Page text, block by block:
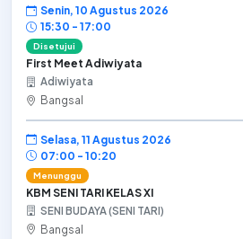
Senin, 10 Agustus 2026
15:30 - 17:00
Disetujui
First Meet Adiwiyata
Adiwiyata
Bangsal
Selasa, 11 Agustus 2026
07:00 - 10:20
Menunggu
KBM SENI TARI KELAS XI
SENI BUDAYA (SENI TARI)
Bangsal